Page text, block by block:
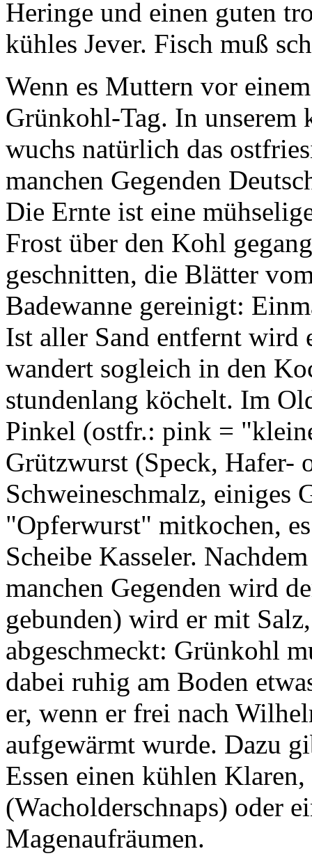
Heringe und einen guten
kühles Jever. Fisch muß
Wenn es Muttern vor
Grünkohl-Tag. In unserem
wuchs natürlich das
manchen Gegenden
Die Ernte ist eine
Frost über den Kohl
geschnitten, die Blätter
Badewanne gereinigt:
Ist aller Sand entfernt wird
wandert sogleich in den
stundenlang köchelt. Im
Pinkel (ostfr.: pink =
Grützwurst (Speck, Hafer-
Schweineschmalz, einiges
"Opferwurst" mitkochen,
Scheibe Kasseler.
manchen Gegenden wird
gebunden) wird er mit
abgeschmeckt: Grünkohl
dabei ruhig am Boden
er, wenn er frei nach
aufgewärmt wurde. Dazu
Essen einen kühlen
(Wacholderschnaps) oder
Magenaufräumen.